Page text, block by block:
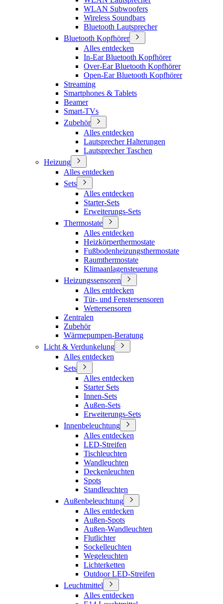
WLAN Subwoofers
Wireless Soundbars
Bluetooth Lautsprecher
Bluetooth Kopfhörer
Alles entdecken
In-Ear Bluetooth Kopfhörer
Over-Ear Bluetooth Kopfhörer
Open-Ear Bluetooth Kopfhörer
Streaming
Smartphones & Tablets
Beamer
Smart-TVs
Zubehör
Alles entdecken
Lautsprecher Halterungen
Lautsprecher Taschen
Heizung
Alles entdecken
Sets
Alles entdecken
Starter-Sets
Erweiterungs-Sets
Thermostate
Alles entdecken
Heizkörperthermostate
Fußbodenheizungsthermostate
Raumthermostate
Klimaanlagensteuerung
Heizungssensoren
Alles entdecken
Tür- und Fenstersensoren
Wettersensoren
Zentralen
Zubehör
Wärmepumpen-Beratung
Licht & Verdunkelung
Alles entdecken
Sets
Alles entdecken
Starter Sets
Innen-Sets
Außen-Sets
Erweiterungs-Sets
Innenbeleuchtung
Alles entdecken
LED-Streifen
Tischleuchten
Wandleuchten
Deckenleuchten
Spots
Standleuchten
Außenbeleuchtung
Alles entdecken
Außen-Spots
Außen-Wandleuchten
Flutlichter
Sockelleuchten
Wegeleuchten
Lichterketten
Outdoor LED-Streifen
Leuchtmittel
Alles entdecken